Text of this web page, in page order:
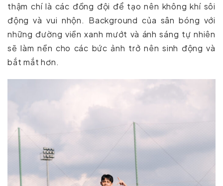
thậm chí là các đồng đội để tạo nên không khí sôi
động và vui nhộn. Background của sân bóng với
những đường viền xanh mướt và ánh sáng tự nhiên
sẽ làm nền cho các bức ảnh trở nên sinh động và
bắt mắt hơn.